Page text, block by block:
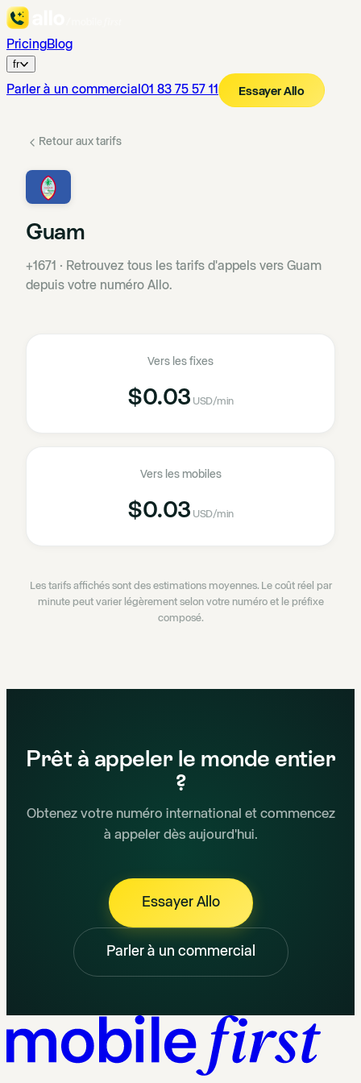
PricingBlog
fr
Parler à un commercial 01 83 75 57 11 Essayer Allo
Retour aux tarifs
Guam
+1671 · Retrouvez tous les tarifs d'appels vers Guam
depuis votre numéro Allo.
Vers les fixes
$0.03 USD/min
Vers les mobiles
$0.03 USD/min
Les tarifs affichés sont des estimations moyennes. Le coût réel par
minute peut varier légèrement selon votre numéro et le préfixe
composé.
Prêt à appeler le monde entier
?
Obtenez votre numéro international et commencez
à appeler dès aujourd'hui.
Essayer Allo
Parler à un commercial